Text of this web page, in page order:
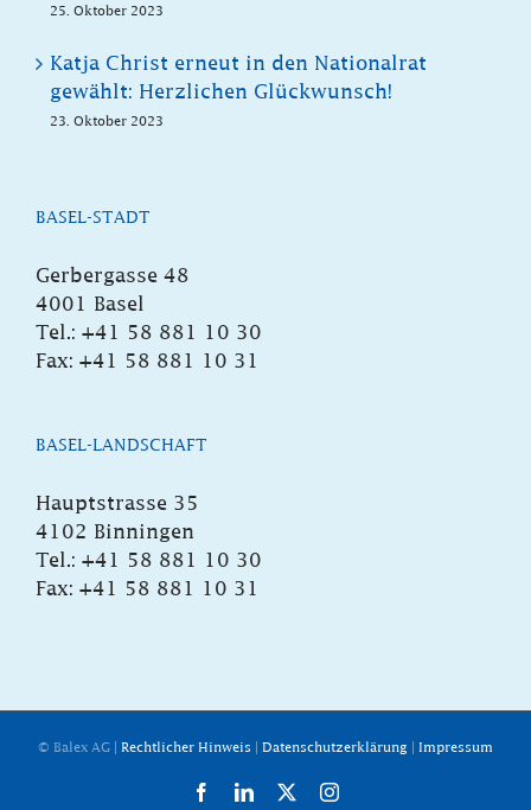
25. Oktober 2023
Katja Christ erneut in den Nationalrat
gewählt: Herzlichen Glückwunsch!
23. Oktober 2023
BASEL-STADT
Gerbergasse 48
4001 Basel
Tel.: +41 58 881 10 30
Fax: +41 58 881 10 31
BASEL-LANDSCHAFT
Hauptstrasse 35
4102 Binningen
Tel.: +41 58 881 10 30
Fax: +41 58 881 10 31
© Balex AG | Rechtlicher Hinweis Datenschutzerklärung Impressum
FacebookLinkedIn Instagram